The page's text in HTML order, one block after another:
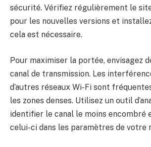
sécurité. Vérifiez régulièrement le
pour les nouvelles versions et
cela est nécessaire.
Pour maximiser la portée, envisagez
canal de transmission. Les
d’autres réseaux Wi-Fi sont
les zones denses. Utilisez un outil
identifier le canal le moins encombré
celui-ci dans les paramètres de votre